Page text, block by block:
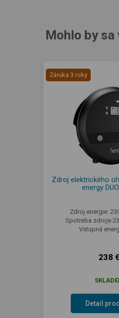
Mohlo by sa
Záruka 3 roky
Zdroj elektrického
energy
Zdroj energie:
Spotreba zdroje
Vstupná
238 €
Detail